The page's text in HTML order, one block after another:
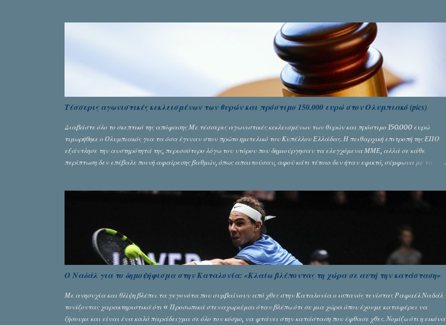
Τέσσερις αγωνιστικές κεκλεισμένων των θυρών και πρόστιμο 150.000 ευρώ στον Ολυμπιακό (pics)
Διαβάστε όλο το σκεπτικό της απόφασης Με τέσσερις αγωνιστικές κεκλεισμένων των θυρών και πρόστιμο 150.000 ευρώ
τιμωρήθηκε ο Ολυμπιακός για τα όσα έγιναν στον πρώτο ημιτελικό του Κυπέλλου Ελλάδας. Η πειθαρχική επιτροπή της ΕΠΟ
εξάντλησε την αυστηρότητά της, περισσότερο λόγω του ντόρου που δημιούργησαν τα ελεγχόμενα ΜΜΕ, αλλά σε κάθε
περίπτωση δεν επέβαλε ποινή αφαίρεσης βαθμών, όπως απαιτούσαν, αφού κάτι τέτοιο δεν ήταν εφικτό, σύμφωνα με τα
Ο Ναδάλ για το δημοψήφισμα στην Καταλονία: «Κλαίω βλέποντας τη χώρα σε αυτή την κατάσταση»
Με ανησυχία και θλίψη βλέπει τα γεγονότα που συμβαίνουν από χθες στην Καταλονία ο ισπανός τενίστας Ραφαέλ Ναδάλ
τονίζοντας χαρακτηριστικά ότι « Προσωπικά στεναχωριέμαι όταν βλέπω ότι σε μια χώρα όπου έχουμε καταφέρει να
ζήσουμε και είναι ένα καλό παράδειγμα σε όλο τον κόσμο, να φτάνει στην κατάσταση που έφθασε χθες. Νομίζω ότι η εικόνα